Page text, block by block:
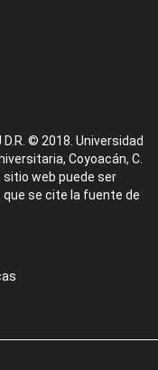
© 2018. Universidad
Coyoacán, C.
sitio web puede ser
se cite la fuente de